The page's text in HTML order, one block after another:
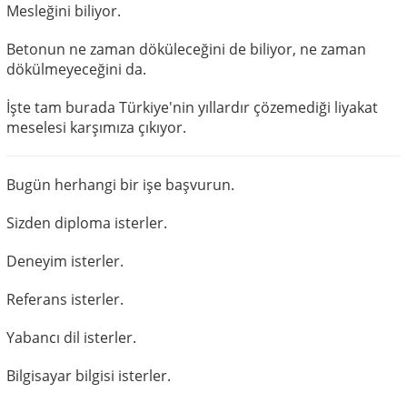
Mesleğini biliyor.
Betonun ne zaman döküleceğini de biliyor, ne zaman
dökülmeyeceğini da.
İşte tam burada Türkiye'nin yıllardır çözemediği liyakat
meselesi karşımıza çıkıyor.
Bugün herhangi bir işe başvurun.
Sizden diploma isterler.
Deneyim isterler.
Referans isterler.
Yabancı dil isterler.
Bilgisayar bilgisi isterler.